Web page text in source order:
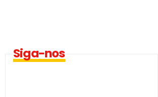
Siga-nos